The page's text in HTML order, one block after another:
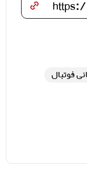
فوتبال